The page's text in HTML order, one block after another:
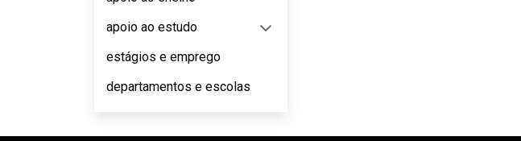
apoio ao estudo
estágios e emprego
departamentos e escolas